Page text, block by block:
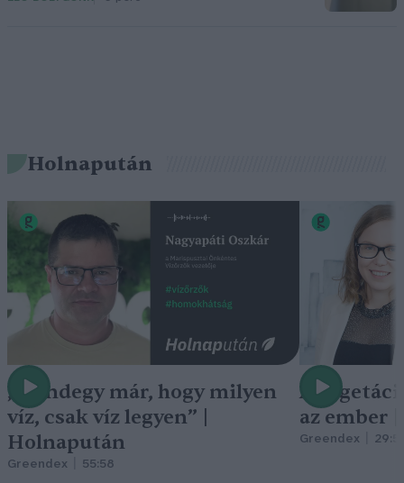
Holnapután
„Mindegy már, hogy milyen
víz, csak víz legyen” |
Holnapután
Greendex 55:58
A
az ember
Greendex